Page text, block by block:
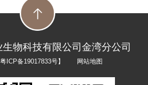
物科技有限公司金湾分公司
粤ICP备19017833号】 网站地图